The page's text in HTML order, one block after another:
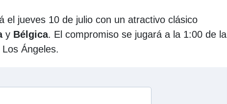
el jueves 10 de julio con un atractivo clásico
y Bélgica. El compromiso se jugará a la 1:00 de la
Ángeles.